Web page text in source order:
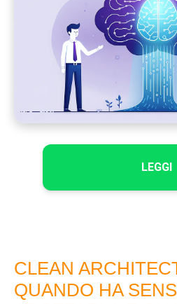
LEGGI
CLEAN
QUANDO HA